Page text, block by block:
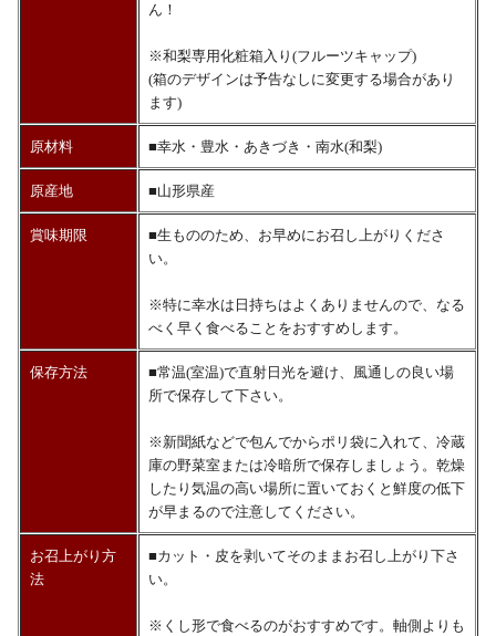
ん！
※和梨専用化粧箱入り(フルーツキャップ)
(箱のデザインは予告なしに変更する場合があり
ます)
原材料 ■幸水・豊水・あきづき・南水(和梨)
原産地 ■山形県産
賞味期限
■生もののため、お早めにお召し上がりくださ
い。
※特に幸水は日持ちはよくありませんので、なる
べく早く食べることをおすすめします。
保存方法
■常温(室温)で直射日光を避け、風通しの良い場
所で保存して下さい。
※新聞紙などで包んでからポリ袋に入れて、冷蔵
庫の野菜室または冷暗所で保存しましょう。乾燥
したり気温の高い場所に置いておくと鮮度の低下
が早まるので注意してください。
お召上がり方
法
■カット・皮を剥いてそのままお召し上がり下さ
い。
※くし形で食べるのがおすすめです。軸側よりも